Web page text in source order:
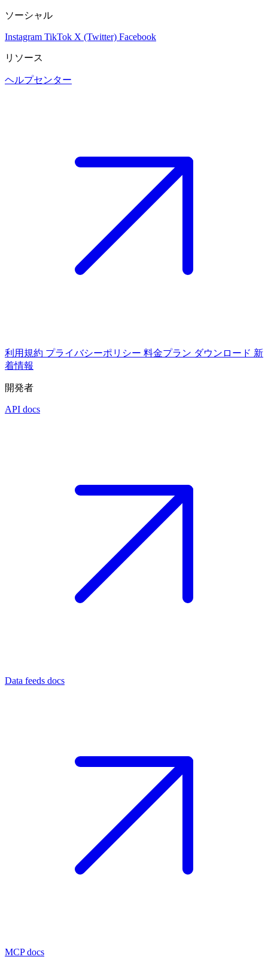
ソーシャル
Instagram TikTok X (Twitter) Facebook
リソース
ヘルプセンター
利用規約 プライバシーポリシー 料金プラン ダウンロード 新
着情報
開発者
API docs
Data feeds docs
MCP docs